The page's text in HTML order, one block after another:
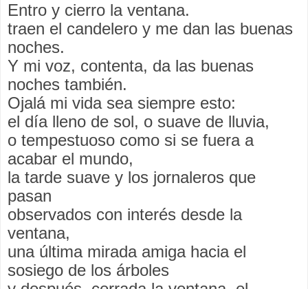
Entro y cierro la ventana.
traen el candelero y me dan las buenas
noches.
Y mi voz, contenta, da las buenas
noches también.
Ojalá mi vida sea siempre esto:
el día lleno de sol, o suave de lluvia,
o tempestuoso como si se fuera a
acabar el mundo,
la tarde suave y los jornaleros que
pasan
observados con interés desde la
ventana,
una última mirada amiga hacia el
sosiego de los árboles